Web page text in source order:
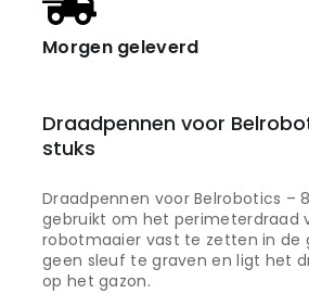
Morgen geleverd
Draadpennen voor
stuks
Draadpennen voor Belrobotics –
gebruikt om het perimeterdraad
robotmaaier vast te zetten in de
geen sleuf te graven en ligt het
op het gazon.